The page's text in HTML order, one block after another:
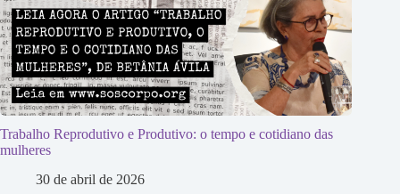
Trabalho Reprodutivo e Produtivo: o tempo e cotidiano das
mulheres
30 de abril de 2026